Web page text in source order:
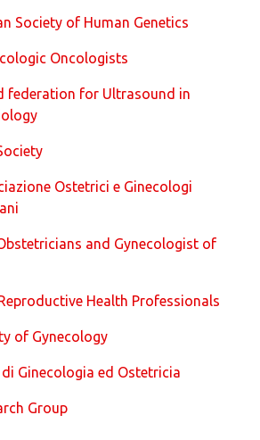
Society of Human Genetics
Oncologists
federation for Ultrasound in
Ostetrici e Ginecologi
and Gynecologist of
Health Professionals
of Gynecology
Ginecologia ed Ostetricia
Group